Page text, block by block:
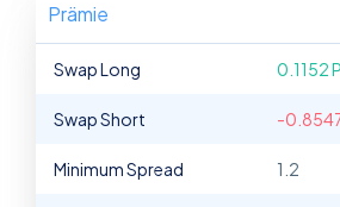
Prämie
Swap Long 0.1152
Swap Short -
Minimum Spread 1.2